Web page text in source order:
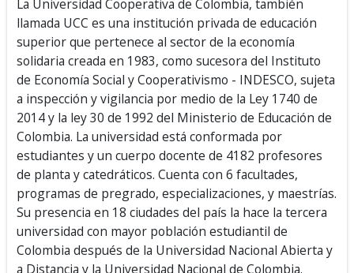
La Universidad Cooperativa de Colombia, también
llamada UCC es una institución privada de educación
superior que pertenece al sector de la economía
solidaria creada en 1983, como sucesora del Instituto
de Economía Social y Cooperativismo - INDESCO, sujeta
a inspección y vigilancia por medio de la Ley 1740 de
2014 y la ley 30 de 1992 del Ministerio de Educación de
Colombia. La universidad está conformada por
estudiantes y un cuerpo docente de 4182 profesores
de planta y catedráticos. Cuenta con 6 facultades,
programas de pregrado, especializaciones, y maestrías.​
Su presencia en 18 ciudades del país la hace la tercera
universidad con mayor población estudiantil de
Colombia después de la Universidad Nacional Abierta y
a Distancia y la Universidad Nacional de Colombia.